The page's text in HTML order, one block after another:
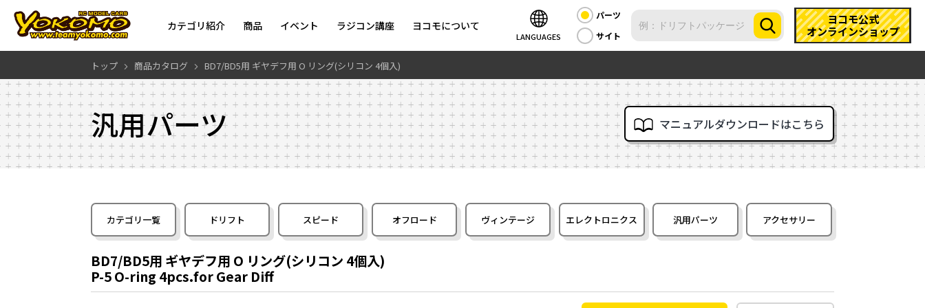
カテゴリ紹介 商品 イベント ラジコン講座 ヨコモについて
LANGUAGES
パーツ
サイト
ヨコモ公式
オンラインショップ
トップ 商品カタログ BD7/BD5用 ギヤデフ用 O リング(シリコン 4個入)
汎用パーツ マニュアルダウンロードはこちら
カテゴリ一覧 ドリフト スピード オフロード ヴィンテージ エレクトロニクス 汎用パーツ アクセサリー
BD7/BD5用 ギヤデフ用 O リング(シリコン 4個入)
P-5 O-ring 4pcs.for Gear Diff